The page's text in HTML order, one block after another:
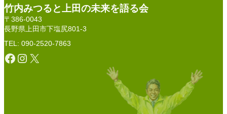
竹内みつると上田の未来を語る会
〒386-0043
長野県上田市下塩尻801-3
TEL: 090-2520-7863
Facebook Instagram X